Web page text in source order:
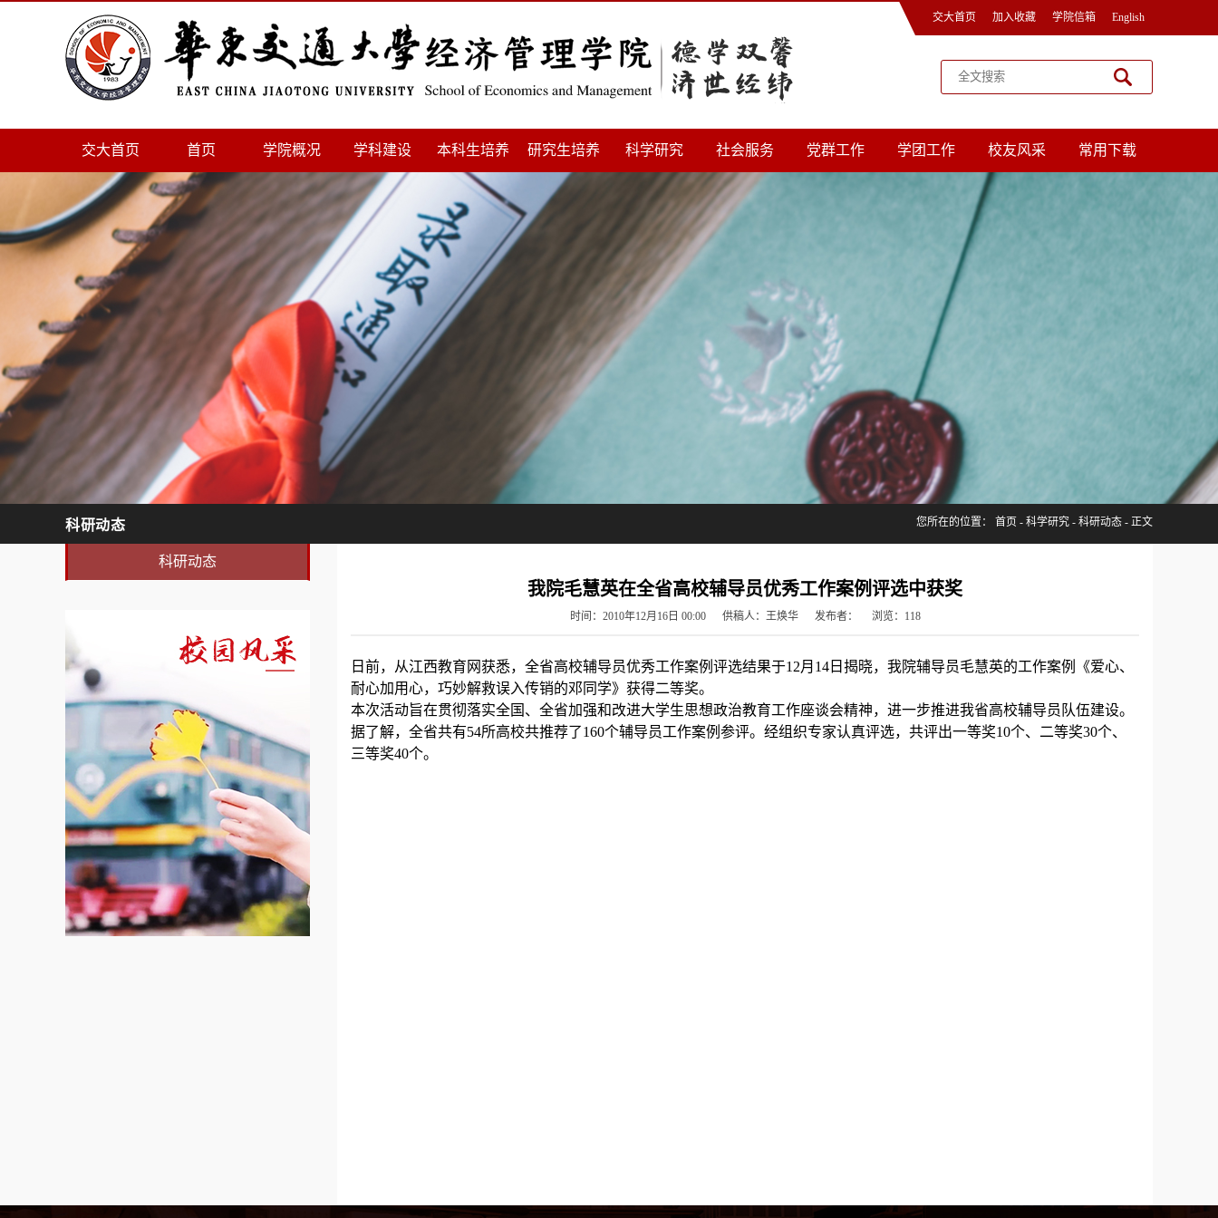
交大首页 加入收藏 学院信箱 English
交大首页 首页 学院概况 学科建设 本科生培养 研究生培养 科学研究 社会服务 党群工作 学团工作 校友风采 常用下载
您所在的位置： 首页 - 科学研究 - 科研动态 - 正文
科研动态
科研动态
我院毛慧英在全省高校辅导员优秀工作案例评选中获奖
时间：2010年12月16日 00:00 供稿人：王焕华 发布者： 浏览： 118
日前，从江西教育网获悉，全省高校辅导员优秀工作案例评选结果于12月14日揭晓，我院辅导员毛慧英的工作案例《爱心、
耐心加用心，巧妙解救误入传销的邓同学》获得二等奖。
本次活动旨在贯彻落实全国、全省加强和改进大学生思想政治教育工作座谈会精神，进一步推进我省高校辅导员队伍建设。
据了解，全省共有54所高校共推荐了160个辅导员工作案例参评。经组织专家认真评选，共评出一等奖10个、二等奖30个、
三等奖40个。